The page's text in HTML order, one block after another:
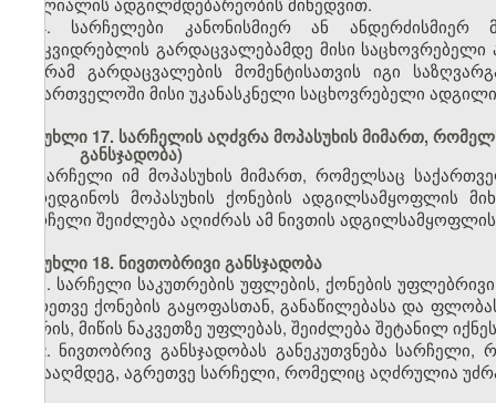
4. სარჩელები კანონისმიერ ან ანდერძისმიერ
მამკვიდრებლის გარდაცვალებამდე მისი
მაგრამ გარდაცვალების მომენტისათვის იგი
საქართველოში მისი უკანასკნელი საცხოვრებელი
მუხლი 17. სარჩელის აღძვრა მოპასუხის მიმართ,
განსჯადობა)
სარჩელი იმ მოპასუხის მიმართ, რომელსაც
წარედგინოს მოპასუხის ქონების
სარჩელი შეიძლება აღიძრას ამ ნივთის
მუხლი 18. ნივთობრივი განსჯადობა
1. სარჩელი საკუთრების უფლების, ქონების
აგრეთვე ქონების გაყოფასთან, განაწილებასა და
შორის, მიწის ნაკვეთზე უფლებას, შეიძლება შეტანილ
2. ნივთობრივ განსჯადობას განეკუთვნება
წინააღმდეგ, აგრეთვე სარჩელი, რომელიც აღძრულია